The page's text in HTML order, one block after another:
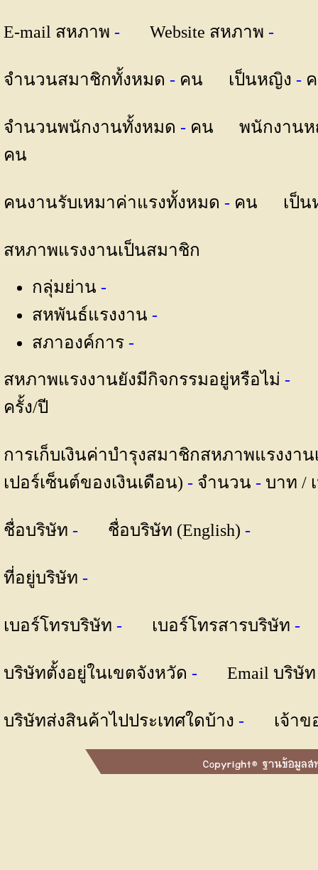
E-mail สหภาพ - Website สหภาพ -
จำนวนสมาชิกทั้งหมด - คน เป็นหญิง -
จำนวนพนักงานทั้งหมด - คน พนักงาน
คน
คนงานรับเหมาค่าแรงทั้งหมด - คน เป็น
สหภาพแรงงานเป็นสมาชิก
กลุ่มย่าน -
สหพันธ์แรงงาน -
สภาองค์การ -
สหภาพแรงงานยังมีกิจกรรมอยู่หรือไม่ -
ครั้ง/ปี
การเก็บเงินค่าบำรุงสมาชิกสหภาพแรงงาน
เปอร์เซ็นต์ของเงินเดือน) - จำนวน - บาท /
ชื่อบริษัท - ชื่อบริษัท (English) -
ที่อยู่บริษัท -
เบอร์โทรบริษัท - เบอร์โทรสารบริษัท
บริษัทตั้งอยู่ในเขตจังหวัด - Email บริษั
บริษัทส่งสินค้าไปประเทศใดบ้าง - เจ้า